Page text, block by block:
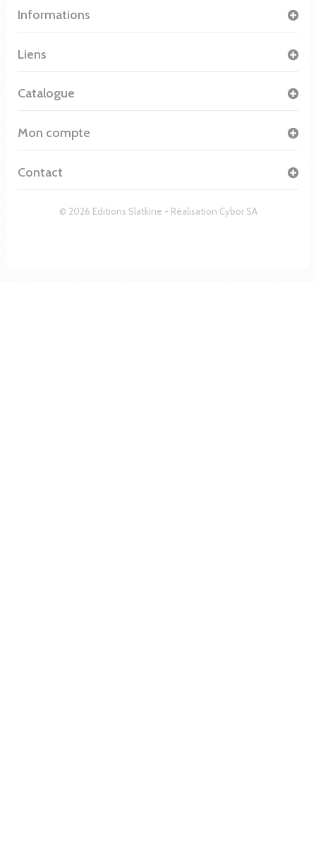
Informations
© 2026 Editions Slatkine - Réalisation Cybor SA
Liens
Catalogue
Mon compte
Contact